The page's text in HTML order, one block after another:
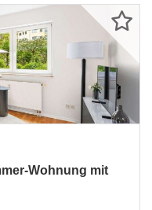
Wohnung mit